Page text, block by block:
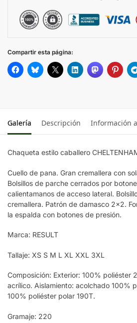
Compartir esta página:
Galería Descripción Información
Chaqueta estilo caballero
Cuello de pana. Gran cremallera con
Bolsillos de parche cerrados por
calientamanos de acceso lateral.
cremallera. Patrón de damasco 2×2.
la espalda con botones de presión.
Marca: RESULT
Tallaje: XS S M L XL XXL 3XL
Composición: Exterior: 100% poliéster
acrílico. Aislamiento: acolchado 100%
100% poliéster polar 190T.
Gramaje: 220